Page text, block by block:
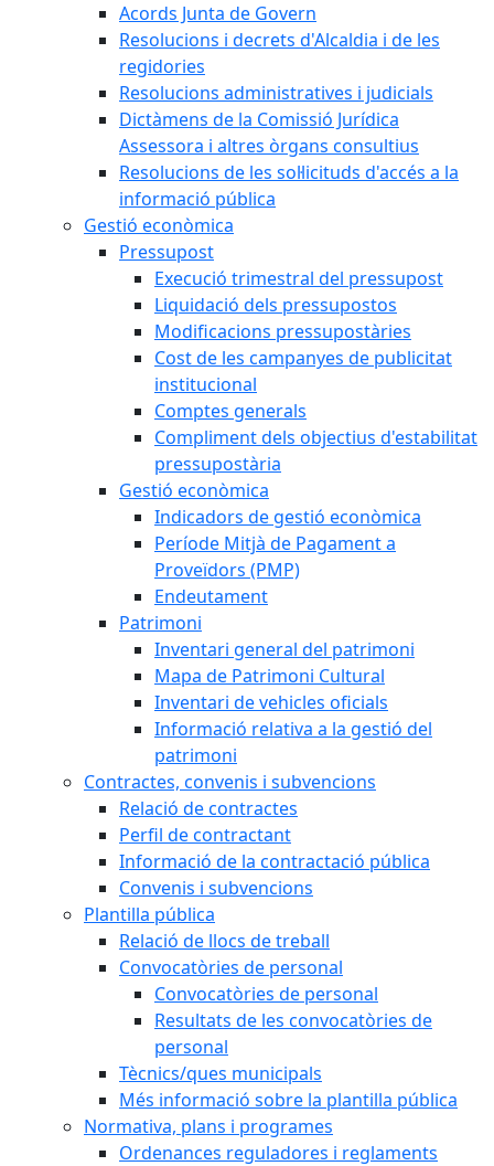
Acords Junta de Govern
Resolucions i decrets d'Alcaldia i de les
regidories
Resolucions administratives i judicials
Dictàmens de la Comissió Jurídica
Assessora i altres òrgans consultius
Resolucions de les sol·licituds d'accés a la
informació pública
Gestió econòmica
Pressupost
Execució trimestral del pressupost
Liquidació dels pressupostos
Modificacions pressupostàries
Cost de les campanyes de publicitat
institucional
Comptes generals
Compliment dels objectius d'estabilitat
pressupostària
Gestió econòmica
Indicadors de gestió econòmica
Període Mitjà de Pagament a
Proveïdors (PMP)
Endeutament
Patrimoni
Inventari general del patrimoni
Mapa de Patrimoni Cultural
Inventari de vehicles oficials
Informació relativa a la gestió del
patrimoni
Contractes, convenis i subvencions
Relació de contractes
Perfil de contractant
Informació de la contractació pública
Convenis i subvencions
Plantilla pública
Relació de llocs de treball
Convocatòries de personal
Convocatòries de personal
Resultats de les convocatòries de
personal
Tècnics/ques municipals
Més informació sobre la plantilla pública
Normativa, plans i programes
Ordenances reguladores i reglaments